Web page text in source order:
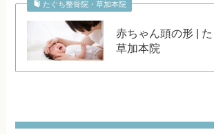
たぐち整骨院・草加本院
赤ちゃん頭の形 | た
草加本院